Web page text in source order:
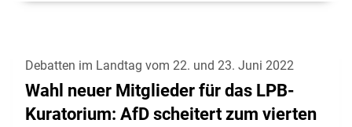
Debatten im Landtag vom 22. und 23. Juni 2022
Wahl neuer Mitglieder für das LPB-
Kuratorium: AfD scheitert zum vierten